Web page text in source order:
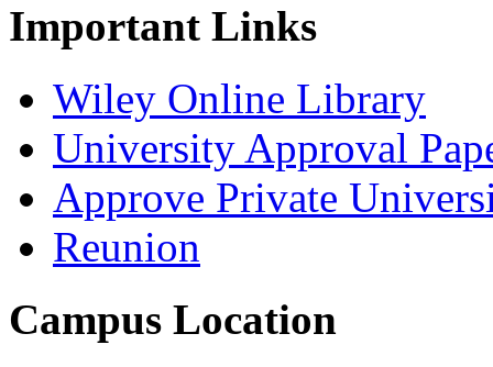
Important Links
Wiley Online Library
University Approval
Approve Private
Reunion
Campus Location